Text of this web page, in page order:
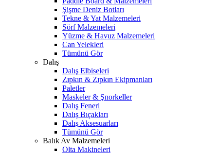
Şişme Deniz Botları
Tekne & Yat Malzemeleri
Sörf Malzemeleri
Yüzme & Havuz Malzemeleri
Can Yelekleri
Tümünü Gör
Dalış
Dalış Elbiseleri
Zıpkın & Zıpkın Ekipmanları
Paletler
Maskeler & Şnorkeller
Dalış Feneri
Dalış Bıçakları
Dalış Aksesuarları
Tümünü Gör
Balık Av Malzemeleri
Olta Makineleri